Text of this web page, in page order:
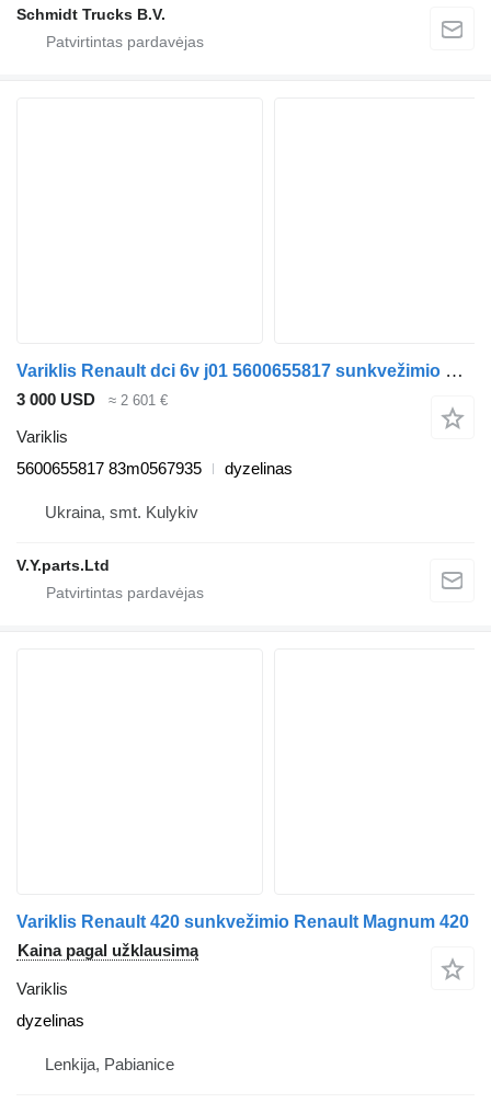
Schmidt Trucks B.V.
Variklis Renault dci 6v j01 5600655817 sunkvežimio Renault 220.250.270
3 000 USD ≈ 2 601 €
Variklis
5600655817 83m0567935
dyzelinas
Ukraina, smt. Kulykiv
V.Y.parts.Ltd
Variklis Renault 420 sunkvežimio Renault Magnum 420
Kaina pagal užklausimą
Variklis
dyzelinas
Lenkija, Pabianice